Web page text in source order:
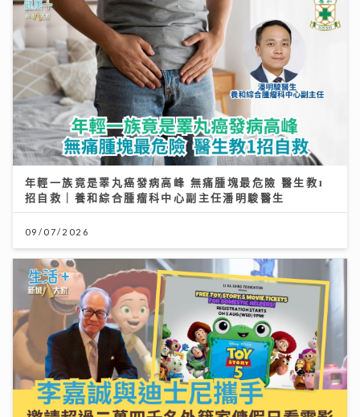
年輕一族竟是睪丸癌發病高峰 無痛腫塊最危險 醫生教1
招自救｜養和綜合腫瘤科中心副主任潘明駿醫生
09/07/2026